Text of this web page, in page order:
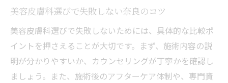
美容皮膚科選びで失敗しない奈良のコツ
美容皮膚科選びで失敗しないためには、具体的な比較ポ
イントを押さえることが大切です。まず、施術内容の説
明が分かりやすいか、カウンセリングが丁寧かを確認し
ましょう。また、施術後のアフターケア体制や、専門資